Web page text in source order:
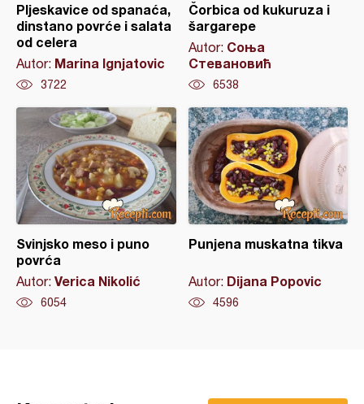
Pljeskavice od spanaća,
dinstano povrće i salata
od celera
Autor: Marina Ignjatovic
3722
Čorbica od kukuruza i
šargarepe
Autor: Соња
Стевановић
6538
Svinjsko meso i puno
povrća
Autor: Verica Nikolić
6054
Punjena muskatna tikva
Autor: Dijana Popovic
4596